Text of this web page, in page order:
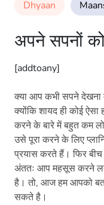
Dhyaan
अपने सपनों
[addtoany]
क्या आप कभी सपने देखना
क्योंकि शायद ही कोई
करने के बारे में बहुत कम
उसे पूरा करने के लिए
प्रयास करते हैं। फिर बीच
अंततः आप महसूस करने
है। तो, आज हम आपको
सकते है।